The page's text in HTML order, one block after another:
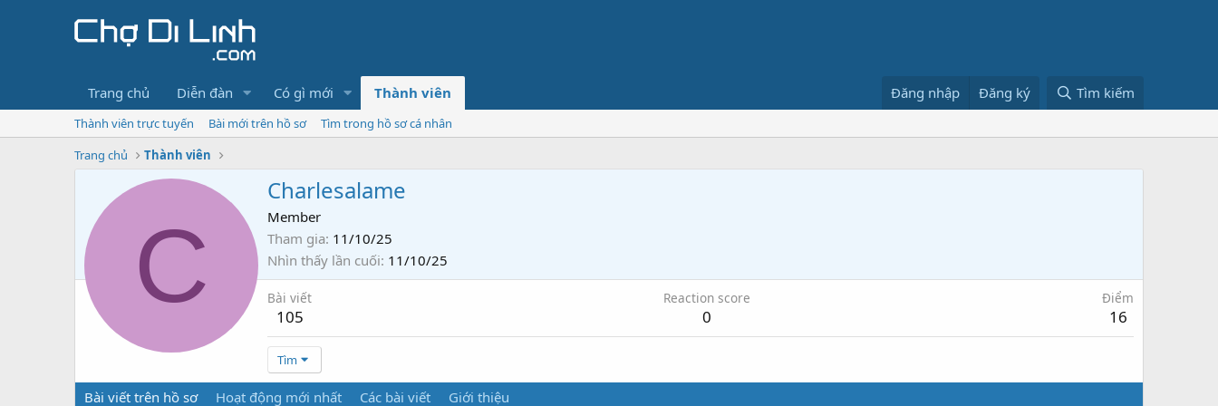
Trang chủ Diễn đàn Có gì mới Thành viên Đăng nhập Đăng ký Tìm kiếm
Thành viên trực tuyến Bài mới trên hồ sơ
Tìm trong hồ sơ cá nhân
Trang chủ
Thành viên
C
Charlesalame
Member
Tham gia 11/10/25
Nhìn thấy lần cuối 11/10/25
Bài viết
105
Reaction score
0
Điểm
16
Tìm
Bài viết trên hồ sơ Hoạt động mới nhất Các bài viết Giới thiệu